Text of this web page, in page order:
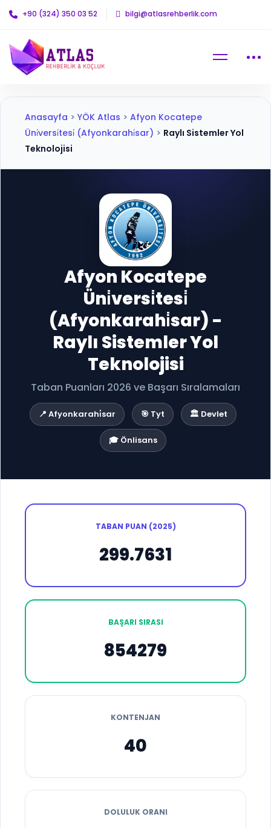
+90 (324) 350 03 52 bilgi@atlasrehberlik.com
Anasayfa > YÖK Atlas > Afyon Kocatepe
Üni̇versi̇tesi̇ (Afyonkarahi̇sar) > Raylı Sistemler Yol
Teknolojisi
Afyon Kocatepe
Üni̇versi̇tesi̇
(Afyonkarahi̇sar) -
Raylı Sistemler Yol
Teknolojisi
Taban Puanları 2026 ve Başarı Sıralamaları
📍 Afyonkarahi̇sar 🎯 Tyt 🏛️ Devlet
🎓 Önlisans
TABAN PUAN (2025)
299.7631
BAŞARI SIRASI
854279
KONTENJAN
40
DOLULUK ORANI